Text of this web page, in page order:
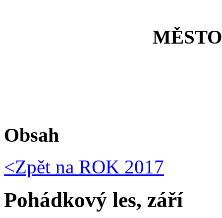
Obsah
<Zpět na ROK 2017
Pohádkový les, září